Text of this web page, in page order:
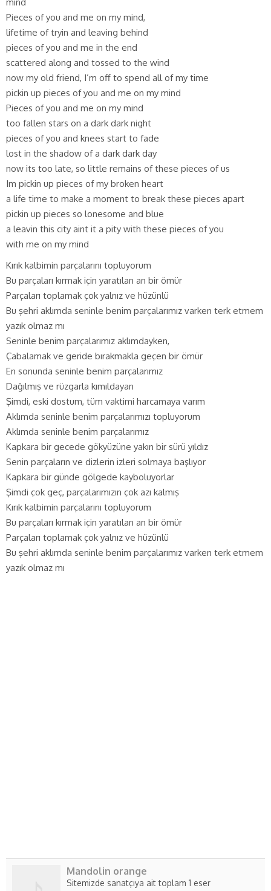
Pieces of you and me on my mind,
lifetime of tryin and leaving behind
pieces of you and me in the end
scattered along and tossed to the wind
now my old friend, I’m off to spend all of my time
pickin up pieces of you and me on my mind
Pieces of you and me on my mind
too fallen stars on a dark dark night
pieces of you and knees start to fade
lost in the shadow of a dark dark day
now its too late, so little remains of these pieces of us
Im pickin up pieces of my broken heart
a life time to make a moment to break these pieces apart
pickin up pieces so lonesome and blue
a leavin this city aint it a pity with these pieces of you
with me on my mind
Kırık kalbimin parçalarını topluyorum
Bu parçaları kırmak için yaratılan an bir ömür
Parçaları toplamak çok yalnız ve hüzünlü
Bu şehri aklımda seninle benim parçalarımız varken terk etmem
yazık olmaz mı
Seninle benim parçalarımız aklımdayken,
Çabalamak ve geride bırakmakla geçen bir ömür
En sonunda seninle benim parçalarımız
Dağılmış ve rüzgarla kımıldayan
Şimdi, eski dostum, tüm vaktimi harcamaya varım
Aklımda seninle benim parçalarımızı topluyorum
Aklımda seninle benim parçalarımız
Kapkara bir gecede gökyüzüne yakın bir sürü yıldız
Senin parçaların ve dizlerin izleri solmaya başlıyor
Kapkara bir günde gölgede kayboluyorlar
Şimdi çok geç, parçalarımızın çok azı kalmış
Kırık kalbimin parçalarını topluyorum
Bu parçaları kırmak için yaratılan an bir ömür
Parçaları toplamak çok yalnız ve hüzünlü
Bu şehri aklımda seninle benim parçalarımız varken terk etmem
yazık olmaz mı
Mandolin orange
Sitemizde sanatçıya ait toplam 1 eser